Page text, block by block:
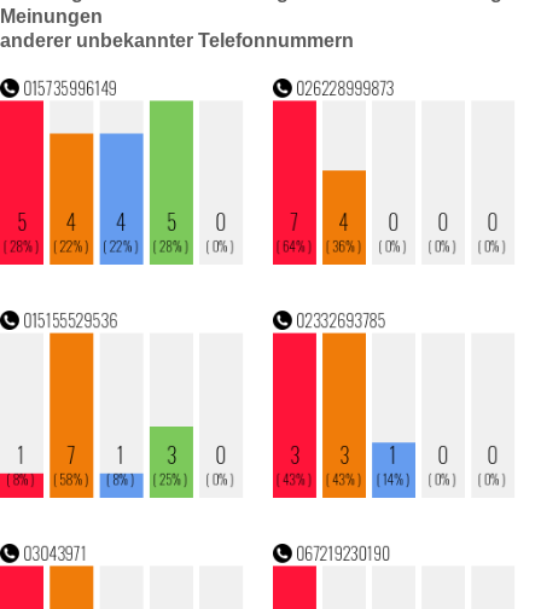
Meinungen
anderer unbekannter Telefonnummern